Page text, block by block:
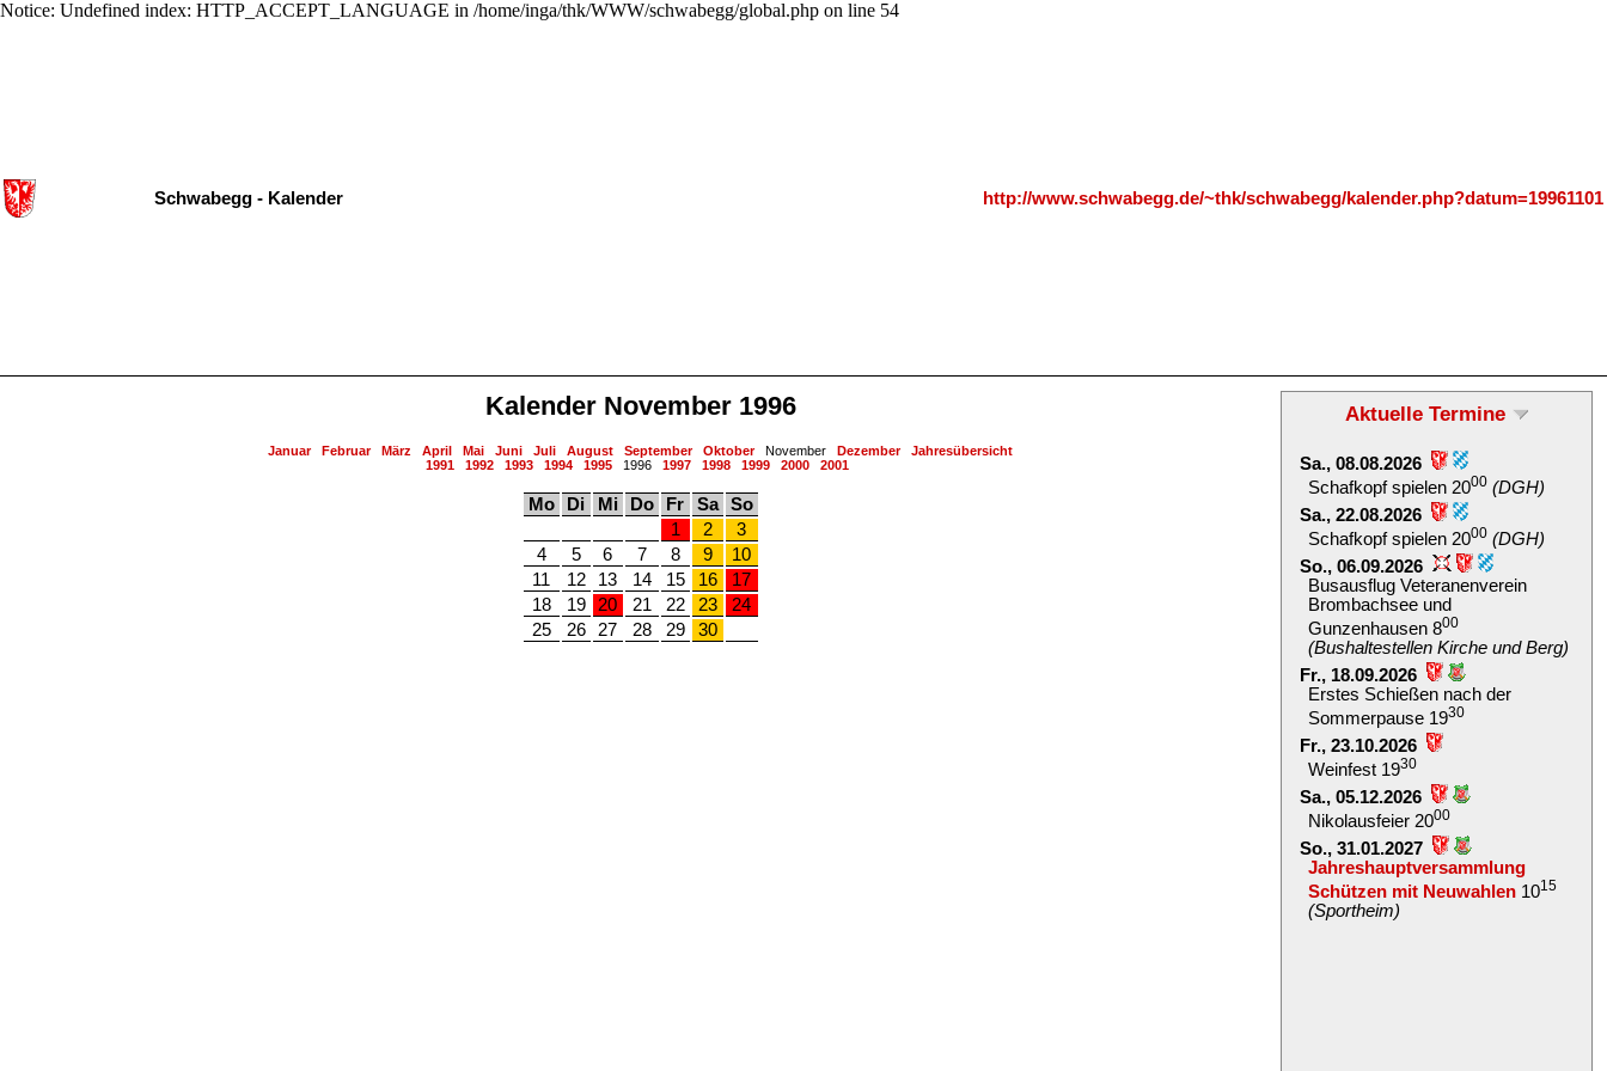
Notice: Undefined index: HTTP_ACCEPT_LANGUAGE in /home/inga/thk/WWW/schwabegg/global.php on line 54
Schwabegg - Kalender http://www.schwabegg.de/~thk/schwabegg/kalender.php?datum=19961101
Kalender November 1996
Januar Februar März April Mai Juni Juli August September OktoberNovember Dezember
Jahresübersicht
1991
1992 1993 1994 19951996 1997 1998 1999 2000 2001
Mo Di Mi Do Fr Sa
So
1
2
3
4
5 6 7 8 9
10
11
12 13 14 15 16
17
18
19 20 21 22 23
24
25
26 27 28 29 30
Aktuelle Termine
Sa., 08.08.2026
Schafkopf spielen 2000 (DGH)
Sa., 22.08.2026
Schafkopf spielen 2000 (DGH)
So., 06.09.2026
Busausflug Veteranenverein
Brombachsee und
Gunzenhausen 800
(Bushaltestellen Kirche und Berg)
Fr., 18.09.2026
Erstes Schießen nach der
Sommerpause 1930
Fr., 23.10.2026
Weinfest 1930
Sa., 05.12.2026
Nikolausfeier 2000
So., 31.01.2027
Jahreshauptversammlung
Schützen mit Neuwahlen1015
(Sportheim)